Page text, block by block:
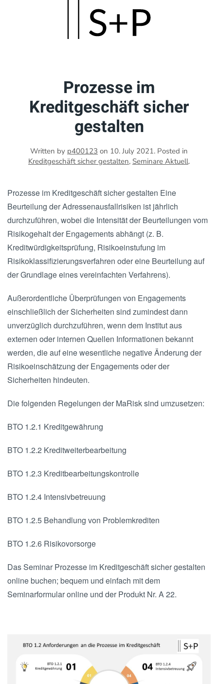
Prozesse im
Kreditgeschäft sicher
gestalten
Written by p400123 on 10. July 2021. Posted in
Kreditgeschäft sicher gestalten, Seminare Aktuell.
Prozesse im Kreditgeschäft sicher gestalten Eine
Beurteilung der Adressenausfallrisiken ist jährlich
durchzuführen, wobei die Intensität der Beurteilungen vom
Risikogehalt der Engagements abhängt (z. B.
Kreditwürdigkeitsprüfung, Risikoeinstufung im
Risikoklassifizierungsverfahren oder eine Beurteilung auf
der Grundlage eines vereinfachten Verfahrens).
Außerordentliche Überprüfungen von Engagements
einschließlich der Sicherheiten sind zumindest dann
unverzüglich durchzuführen, wenn dem Institut aus
externen oder internen Quellen Informationen bekannt
werden, die auf eine wesentliche negative Änderung der
Risikoeinschätzung der Engagements oder der
Sicherheiten hindeuten.
Die folgenden Regelungen der MaRisk sind umzusetzen:
BTO 1.2.1 Kreditgewährung
BTO 1.2.2 Kreditweiterbearbeitung
BTO 1.2.3 Kreditbearbeitungskontrolle
BTO 1.2.4 Intensivbetreuung
BTO 1.2.5 Behandlung von Problemkrediten
BTO 1.2.6 Risikovorsorge
Das Seminar Prozesse im Kreditgeschäft sicher gestalten
online buchen; bequem und einfach mit dem
Seminarformular online und der Produkt Nr. A 22.